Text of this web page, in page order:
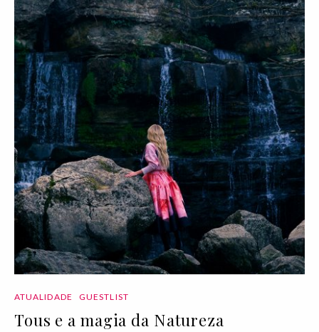
ATUALIDADE GUESTLIST
Tous e a magia da Natureza